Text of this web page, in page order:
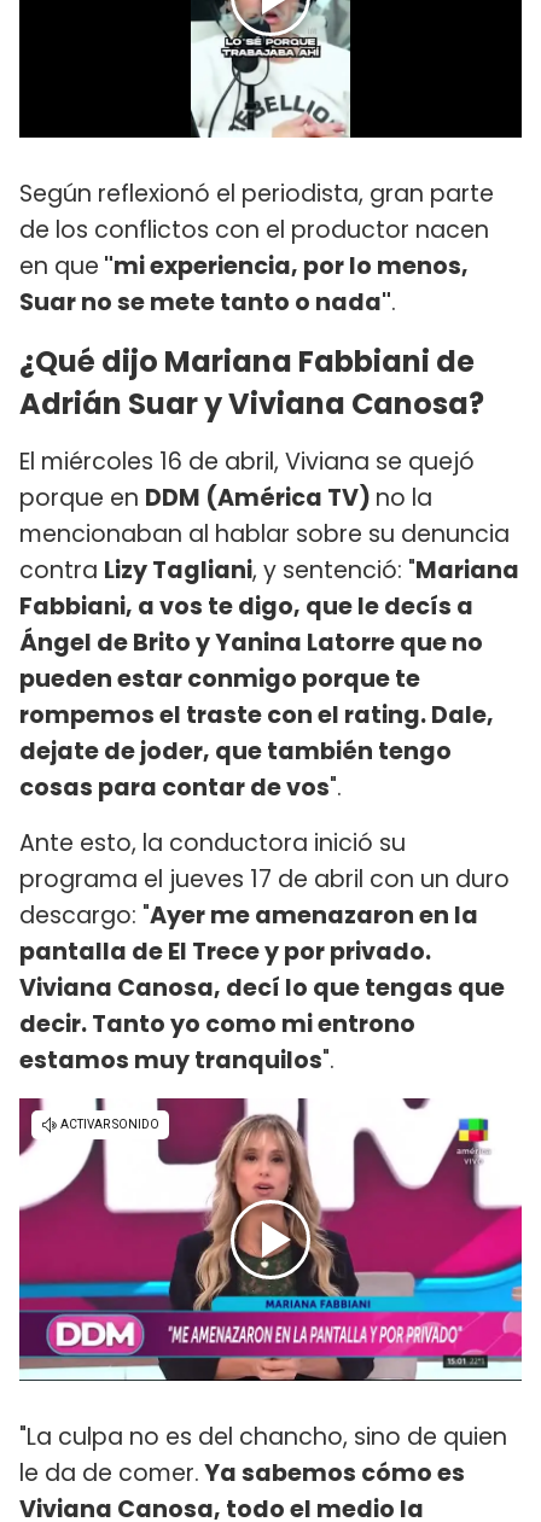
Según reflexionó el periodista, gran parte
de los conflictos con el productor nacen
en que "mi experiencia, por lo menos,
Suar no se mete tanto o nada".
¿Qué dijo Mariana Fabbiani de
Adrián Suar y Viviana Canosa?
El miércoles 16 de abril, Viviana se quejó
porque en DDM (América TV) no la
mencionaban al hablar sobre su denuncia
contra Lizy Tagliani, y sentenció: "Mariana
Fabbiani, a vos te digo, que le decís a
Ángel de Brito y Yanina Latorre que no
pueden estar conmigo porque te
rompemos el traste con el rating. Dale,
dejate de joder, que también tengo
cosas para contar de vos".
Ante esto, la conductora inició su
programa el jueves 17 de abril con un duro
descargo: "Ayer me amenazaron en la
pantalla de El Trece y por privado.
Viviana Canosa, decí lo que tengas que
decir. Tanto yo como mi entrono
estamos muy tranquilos".
"La culpa no es del chancho, sino de quien
le da de comer.Ya sabemos cómo es
Viviana Canosa, todo el medio la